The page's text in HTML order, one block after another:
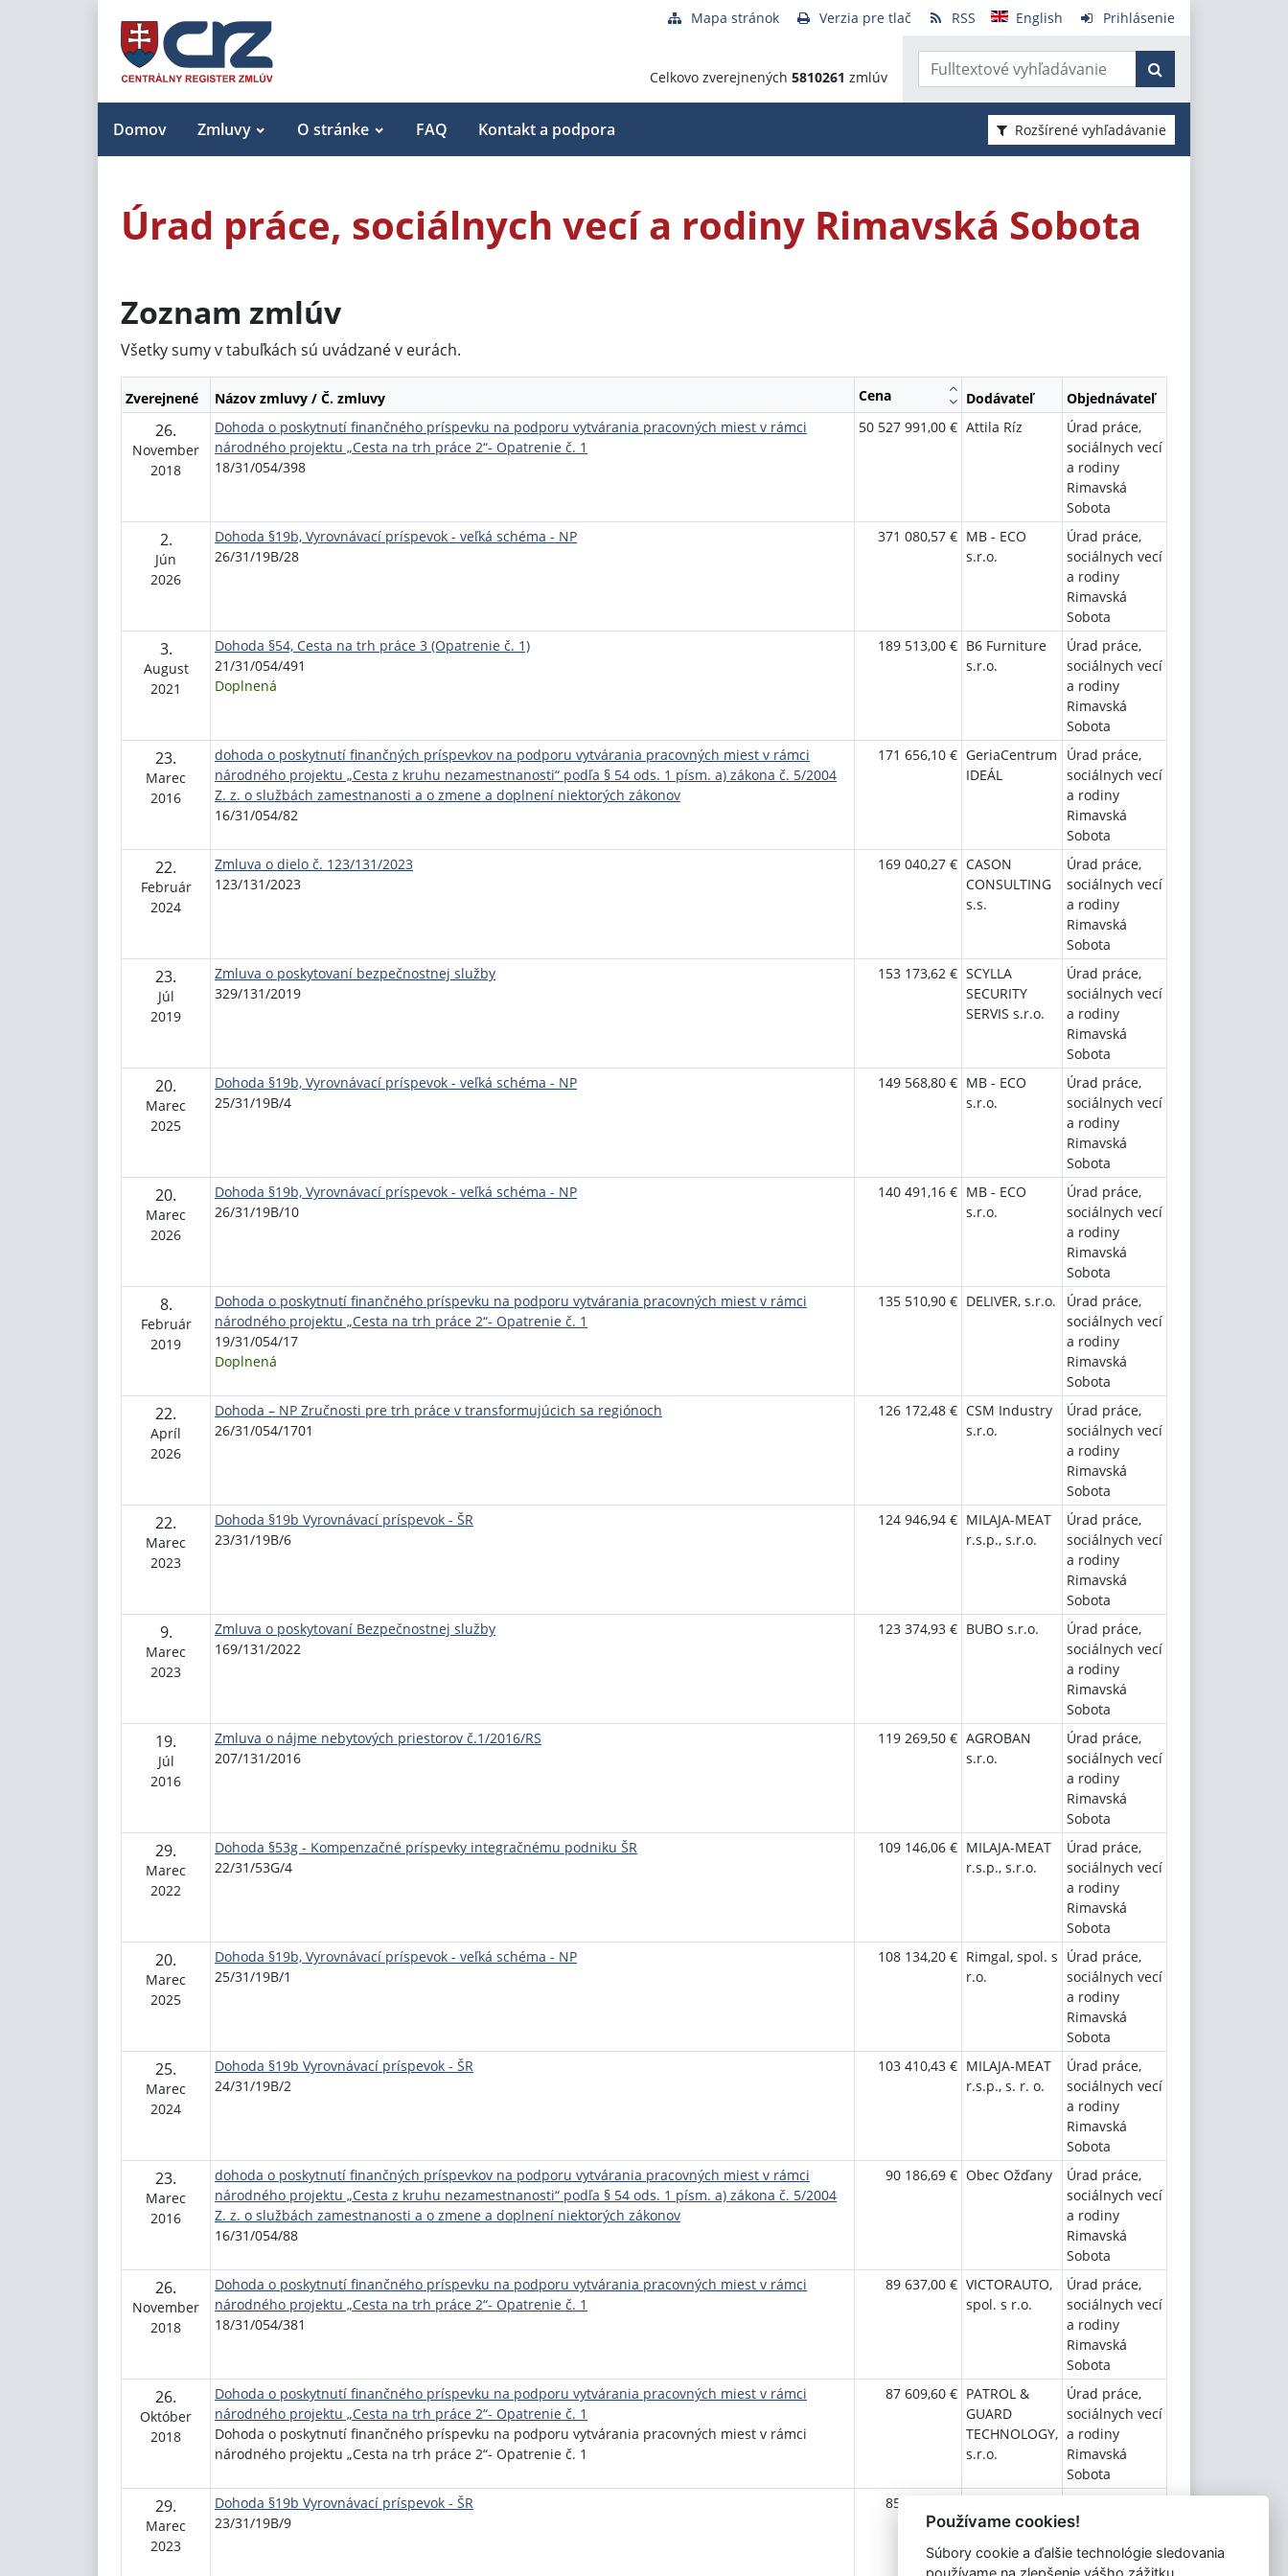
Mapa stránok Verzia pre tlač RSS English Prihlásenie
Celkovo zverejnených 5810261 zmlúv
Domov Zmluvy O stránke FAQ Kontakt a podpora Rozšírené vyhľadávanie
Úrad práce, sociálnych vecí a rodiny Rimavská Sobota
Zoznam zmlúv
Všetky sumy v tabuľkách sú uvádzané v eurách.
Zverejnené Názov zmluvy / Č. zmluvy Cena Dodávateľ Objednávateľ
26.
November
2018
Dohoda o poskytnutí finančného príspevku na podporu vytvárania pracovných miest v rámci
národného projektu „Cesta na trh práce 2“- Opatrenie č. 1
18/31/054/398
50 527 991,00 € Attila Ríz
Úrad práce,
sociálnych vecí
a rodiny
Rimavská
Sobota
2.
Jún
2026
Dohoda §19b, Vyrovnávací príspevok - veľká schéma - NP
26/31/19B/28
371 080,57 € MB - ECO
s.r.o.
Úrad práce,
sociálnych vecí
a rodiny
Rimavská
Sobota
3.
August
2021
Dohoda §54, Cesta na trh práce 3 (Opatrenie č. 1)
21/31/054/491
Doplnená
189 513,00 € B6 Furniture
s.r.o.
Úrad práce,
sociálnych vecí
a rodiny
Rimavská
Sobota
23.
Marec
2016
dohoda o poskytnutí finančných príspevkov na podporu vytvárania pracovných miest v rámci
národného projektu „Cesta z kruhu nezamestnanosti“ podľa § 54 ods. 1 písm. a) zákona č. 5/2004
Z. z. o službách zamestnanosti a o zmene a doplnení niektorých zákonov
16/31/054/82
171 656,10 € GeriaCentrum
IDEÁL
Úrad práce,
sociálnych vecí
a rodiny
Rimavská
Sobota
22.
Február
2024
Zmluva o dielo č. 123/131/2023
123/131/2023
169 040,27 € CASON
CONSULTING
s.s.
Úrad práce,
sociálnych vecí
a rodiny
Rimavská
Sobota
23.
Júl
2019
Zmluva o poskytovaní bezpečnostnej služby
329/131/2019
153 173,62 € SCYLLA
SECURITY
SERVIS s.r.o.
Úrad práce,
sociálnych vecí
a rodiny
Rimavská
Sobota
20.
Marec
2025
Dohoda §19b, Vyrovnávací príspevok - veľká schéma - NP
25/31/19B/4
149 568,80 € MB - ECO
s.r.o.
Úrad práce,
sociálnych vecí
a rodiny
Rimavská
Sobota
20.
Marec
2026
Dohoda §19b, Vyrovnávací príspevok - veľká schéma - NP
26/31/19B/10
140 491,16 € MB - ECO
s.r.o.
Úrad práce,
sociálnych vecí
a rodiny
Rimavská
Sobota
8.
Február
2019
Dohoda o poskytnutí finančného príspevku na podporu vytvárania pracovných miest v rámci
národného projektu „Cesta na trh práce 2“- Opatrenie č. 1
19/31/054/17
Doplnená
135 510,90 € DELIVER, s.r.o.
Úrad práce,
sociálnych vecí
a rodiny
Rimavská
Sobota
22.
Apríl
2026
Dohoda – NP Zručnosti pre trh práce v transformujúcich sa regiónoch
26/31/054/1701
126 172,48 € CSM Industry
s.r.o.
Úrad práce,
sociálnych vecí
a rodiny
Rimavská
Sobota
22.
Marec
2023
Dohoda §19b Vyrovnávací príspevok - ŠR
23/31/19B/6
124 946,94 € MILAJA-MEAT
r.s.p., s.r.o.
Úrad práce,
sociálnych vecí
a rodiny
Rimavská
Sobota
9.
Marec
2023
Zmluva o poskytovaní Bezpečnostnej služby
169/131/2022
123 374,93 € BUBO s.r.o.
Úrad práce,
sociálnych vecí
a rodiny
Rimavská
Sobota
19.
Júl
2016
Zmluva o nájme nebytových priestorov č.1/2016/RS
207/131/2016
119 269,50 € AGROBAN
s.r.o.
Úrad práce,
sociálnych vecí
a rodiny
Rimavská
Sobota
29.
Marec
2022
Dohoda §53g - Kompenzačné príspevky integračnému podniku ŠR
22/31/53G/4
109 146,06 € MILAJA-MEAT
r.s.p., s.r.o.
Úrad práce,
sociálnych vecí
a rodiny
Rimavská
Sobota
20.
Marec
2025
Dohoda §19b, Vyrovnávací príspevok - veľká schéma - NP
25/31/19B/1
108 134,20 € Rimgal, spol. s
r.o.
Úrad práce,
sociálnych vecí
a rodiny
Rimavská
Sobota
25.
Marec
2024
Dohoda §19b Vyrovnávací príspevok - ŠR
24/31/19B/2
103 410,43 € MILAJA-MEAT
r.s.p., s. r. o.
Úrad práce,
sociálnych vecí
a rodiny
Rimavská
Sobota
23.
Marec
2016
dohoda o poskytnutí finančných príspevkov na podporu vytvárania pracovných miest v rámci
národného projektu „Cesta z kruhu nezamestnanosti“ podľa § 54 ods. 1 písm. a) zákona č. 5/2004
Z. z. o službách zamestnanosti a o zmene a doplnení niektorých zákonov
16/31/054/88
90 186,69 € Obec Ožďany
Úrad práce,
sociálnych vecí
a rodiny
Rimavská
Sobota
26.
November
2018
Dohoda o poskytnutí finančného príspevku na podporu vytvárania pracovných miest v rámci
národného projektu „Cesta na trh práce 2“- Opatrenie č. 1
18/31/054/381
89 637,00 € VICTORAUTO,
spol. s r.o.
Úrad práce,
sociálnych vecí
a rodiny
Rimavská
Sobota
26.
Október
2018
Dohoda o poskytnutí finančného príspevku na podporu vytvárania pracovných miest v rámci
národného projektu „Cesta na trh práce 2“- Opatrenie č. 1
Dohoda o poskytnutí finančného príspevku na podporu vytvárania pracovných miest v rámci
národného projektu „Cesta na trh práce 2“- Opatrenie č. 1
87 609,60 € PATROL &
GUARD
TECHNOLOGY,
s.r.o.
Úrad práce,
sociálnych vecí
a rodiny
Rimavská
Sobota
29.
Marec
2023
Dohoda §19b Vyrovnávací príspevok - ŠR
23/31/19B/9
85 922,37 €
r.o.
sociálnych vecí
a rodiny
Rimavská
Používame cookies!
Súbory cookie a ďalšie technológie sledovania
používame na zlepšenie vášho zážitku